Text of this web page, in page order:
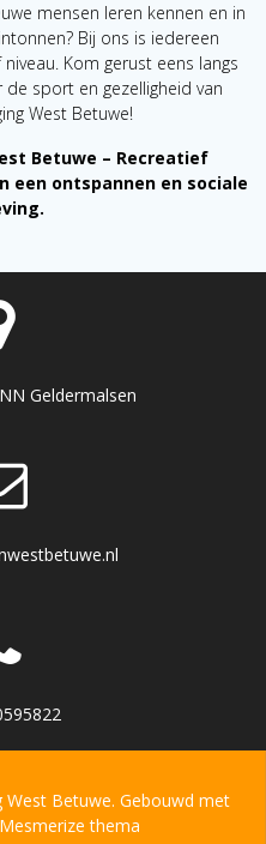
mensen leren kennen en in
Bij ons is iedereen
Kom gerust eens langs
sport en gezelligheid van
West Betuwe!
Betuwe – Recreatief
een ontspannen en sociale
Geldermalsen
Betuwe. Gebouwd met
Mesmerize thema